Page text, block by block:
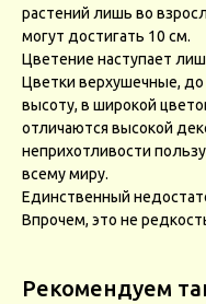
растений лишь во
могут достигать 10 см.
Цветение наступает
Цветки верхушечные,
высоту, в широкой
отличаются высокой
неприхотливости
всему миру.
Единственный
Впрочем, это не
Рекомендуем